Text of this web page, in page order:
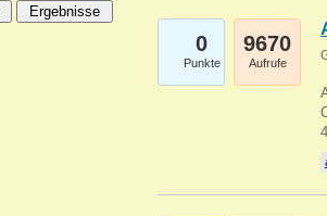
0
Punkte
9670
Aufrufe